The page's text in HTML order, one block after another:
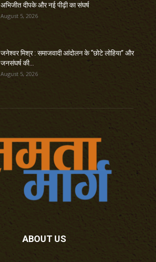
अभिजीत दीपके और नई पीढ़ी का संघर्ष
August 5, 2026
जनेश्वर मिश्र : समाजवादी आंदोलन के “छोटे लोहिया” और
जनसंघर्ष की...
August 5, 2026
ABOUT US